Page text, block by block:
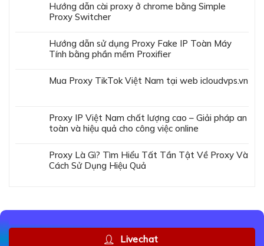
Hướng dẫn cài proxy ở chrome bằng Simple
Proxy Switcher
Hướng dẫn sử dụng Proxy Fake IP Toàn Máy
Tính bằng phần mềm Proxifier
Mua Proxy TikTok Việt Nam tại web icloudvps.vn
Proxy IP Việt Nam chất lượng cao – Giải pháp an
toàn và hiệu quả cho công việc online
Proxy Là Gì? Tìm Hiểu Tất Tần Tật Về Proxy Và
Cách Sử Dụng Hiệu Quả
Livechat